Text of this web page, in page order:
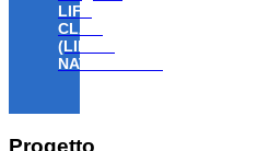
LIFE
CLAW
(LIFE18
NAT/IT/000806)
Progetto